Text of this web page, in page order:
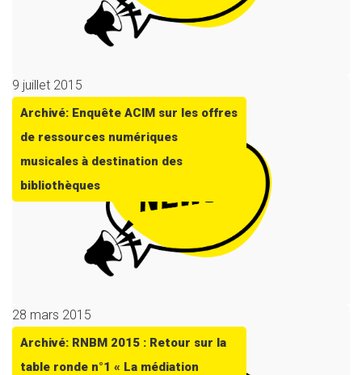
9 juillet 2015
Archivé: Enquête ACIM sur les offres
de ressources numériques
musicales à destination des
bibliothèques
28 mars 2015
Archivé: RNBM 2015 : Retour sur la
table ronde n°1 « La médiation